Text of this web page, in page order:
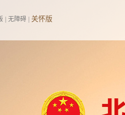
无障碍 关怀版